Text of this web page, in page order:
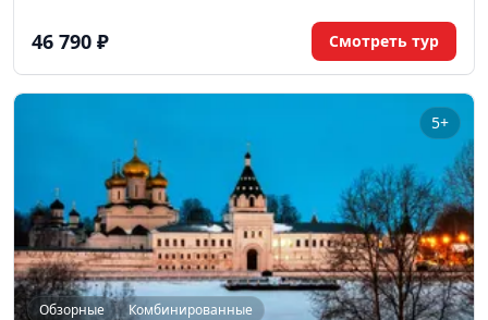
46 790 ₽ Смотреть тур
5+
Обзорные Комбинированные